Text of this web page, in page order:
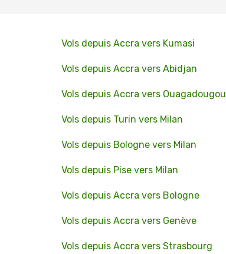
Vols depuis Accra vers Kumasi
Vols depuis Accra vers Abidjan
Vols depuis Accra vers Ouagadougou
Vols depuis Turin vers Milan
Vols depuis Bologne vers Milan
Vols depuis Pise vers Milan
Vols depuis Accra vers Bologne
Vols depuis Accra vers Genève
Vols depuis Accra vers Strasbourg